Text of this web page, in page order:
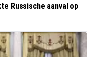
Russische aanval op